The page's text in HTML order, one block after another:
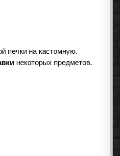
печки на кастомную.
некоторых предметов.